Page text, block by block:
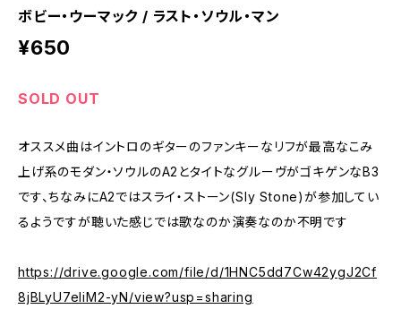
ボビー・ウーマック / ラスト・ソウル・マン
¥650
SOLD OUT
オススメ曲はイントロのギターのファンキーなリフが最高なこみ
上げ系のモダン・ソウルのA2とタイトなグルーヴがゴキゲンなB3
です、ちなみにA2ではスライ・ストーン(Sly Stone)が参加してい
るようですが聴いた感じでは歌なのか演奏なのか不明です
https://drive.google.com/file/d/1HNC5dd7Cw42ygJ2Cf
8jBLyU7eliM2-yN/view?usp=sharing